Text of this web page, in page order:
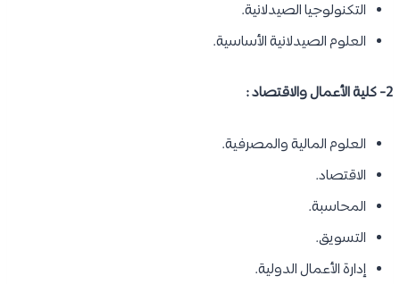
التكنولوجيا الصيدلانية.
العلوم الصيدلانية الأساسية.
2- كلية الأعمال والاقتصاد :
العلوم المالية والمصرفية.
الاقتصاد.
المحاسبة.
التسويق.
إدارة الأعمال الدولية.